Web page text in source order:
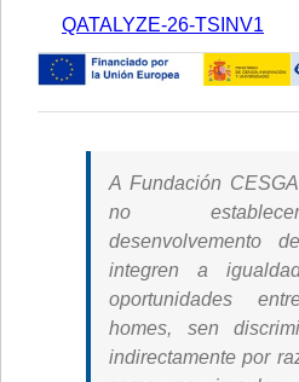
QATALYZE-26-TSINV1
A Fundación
no
desenvolvemento
integren a
oportunidades
homes, sen
indirectamente por